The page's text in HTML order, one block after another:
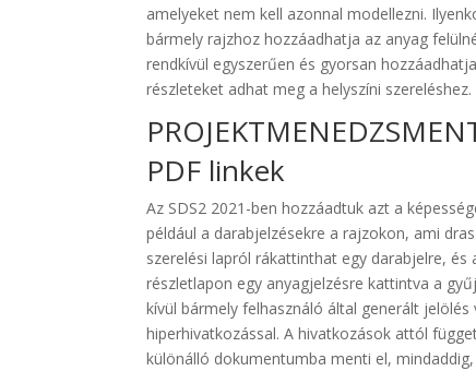
amelyeket nem kell azonnal modellezni.
bármely rajzhoz hozzáadhatja az anyag
rendkívül egyszerűen és gyorsan
részleteket adhat meg a helyszíni szereléshez.
PDF linkek
Az SDS2 2021-ben hozzáadtuk azt a
például a darabjelzésekre a rajzokon, ami
szerelési lapról rákattinthat egy darabjelre,
részletlapon egy anyagjelzésre kattintva a
kívül bármely felhasználó által generált
hiperhivatkozással. A hivatkozások attól
különálló dokumentumba menti el,